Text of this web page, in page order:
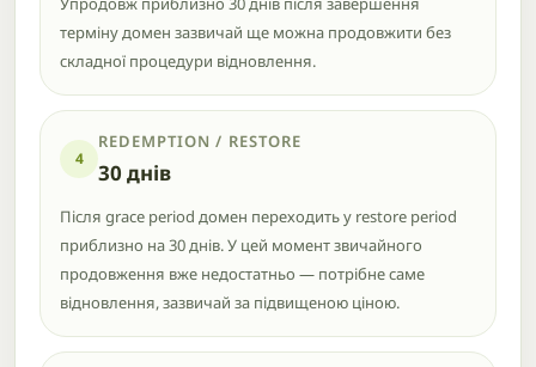
терміну домен зазвичай ще можна продовжити без
складної процедури відновлення.
4
REDEMPTION / RESTORE
30 днів
Після grace period домен переходить у restore period
приблизно на 30 днів. У цей момент звичайного
продовження вже недостатньо — потрібне саме
відновлення, зазвичай за підвищеною ціною.